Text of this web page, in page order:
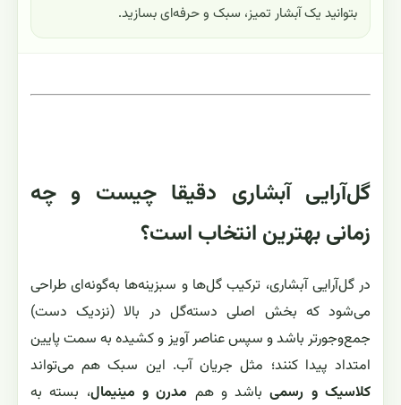
بتوانید یک آبشار تمیز، سبک و حرفه‌ای بسازید.
گل‌آرایی آبشاری دقیقا چیست و چه
زمانی بهترین انتخاب است؟
در گل‌آرایی آبشاری، ترکیب گل‌ها و سبزینه‌ها به‌گونه‌ای طراحی
می‌شود که بخش اصلی دسته‌گل در بالا (نزدیک دست)
جمع‌وجورتر باشد و سپس عناصر آویز و کشیده به سمت پایین
امتداد پیدا کنند؛ مثل جریان آب. این سبک هم می‌تواند
کلاسیک و رسمیباشد و هم مدرن و مینیمال، بسته به